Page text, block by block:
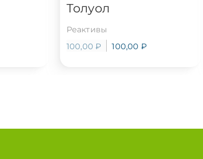
Толуол
Реактивы
100,00₽ 100,00 ₽